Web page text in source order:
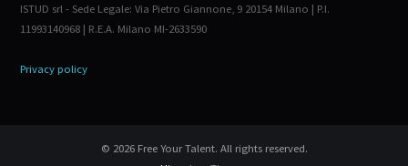
ISTUD srl - Sede Legale: Via Pietro Giannone, 9 20154 Milano | P.I.
11993140968 | R.E.A. Milano MI-2633590
Privacy policy
© 2026 Free Your Talent. All rights reserved.